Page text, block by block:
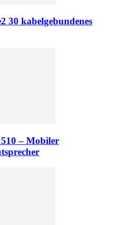
30 kabelgebundenes
– Mobiler